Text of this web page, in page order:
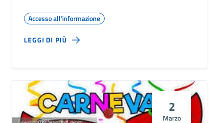
Accesso all'informazione
LEGGI DI PIÙ
2
Marzo